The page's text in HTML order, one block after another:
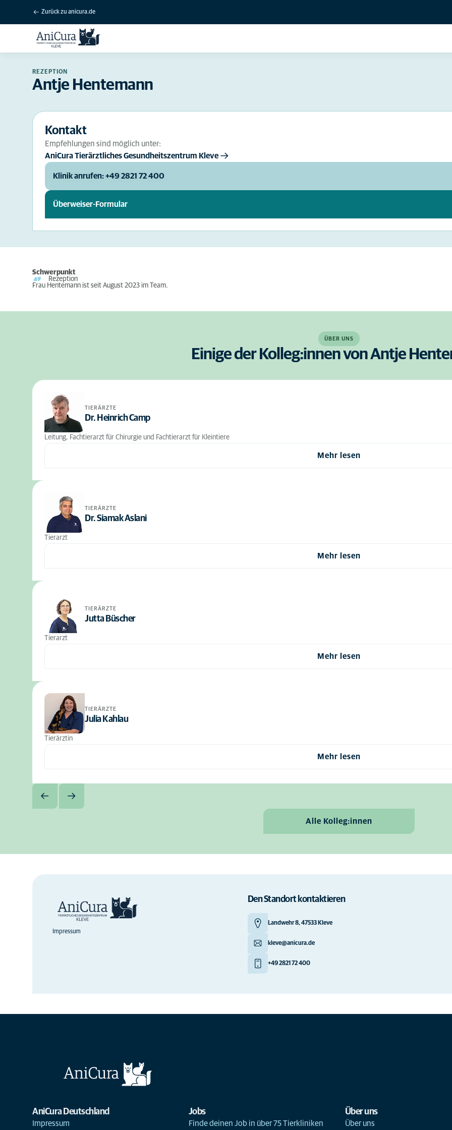
Zurück zu anicura.de
REZEPTION
Antje Hentemann
Kontakt
Empfehlungen sind möglich unter:
AniCura Tierärztliches Gesundheitszentrum Kleve
Klinik anrufen: +49 2821 72 400
Überweiser-Formular
Schwerpunkt
Rezeption
Frau Hentemann ist seit August 2023 im Team.
ÜBER UNS
Einige der Kolleg:innen von Antje
TIERÄRZTE
Dr. Heinrich Camp
Leitung, Fachtierarzt für Chirurgie und Fachtierarzt für Kleintiere
Mehr lesen
TIERÄRZTE
Dr. Siamak Aslani
Tierarzt
Mehr lesen
TIERÄRZTE
Jutta Büscher
Tierarzt
Mehr lesen
TIERÄRZTE
Julia Kahlau
Tierärztin
Mehr lesen
Alle Kolleg:innen
Impressum
Den Standort kontaktieren
Landwehr 8, 47533 Kleve
kleve@anicura.de
+49 2821 72 400
AniCura Deutschland
Impressum
Jobs
Finde deinen Job in über 75 Tierkliniken
Über uns
Über uns